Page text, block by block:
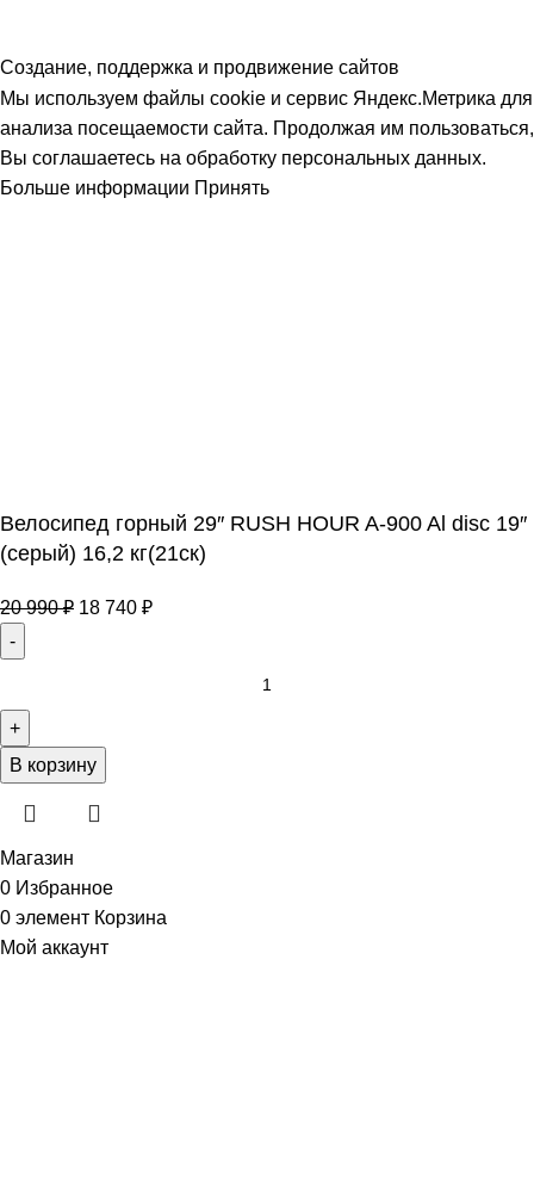
Создание, поддержка и продвижение сайтов
Мы используем файлы cookie и сервис Яндекс.Метрика для
анализа посещаемости сайта. Продолжая им пользоваться,
Вы соглашаетесь на обработку персональных данных.
Больше информации Принять
Велосипед горный 29″ RUSH HOUR A-900 Al disc 19″
(серый) 16,2 кг(21ск)
20 990₽ 18 740 ₽
В корзину
Магазин
0 Избранное
0 элемент Корзина
Мой аккаунт